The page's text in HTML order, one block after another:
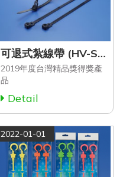
可退式紮線帶 (HV-S Series)
2019年度台灣精品獎得獎產
品
Detail
2022-01-01